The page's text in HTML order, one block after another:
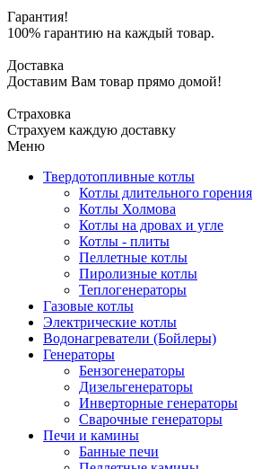
Гарантия!
100% гарантию на каждый товар.
Доставка
Доставим Вам товар прямо домой!
Страховка
Страхуем каждую доставку
Меню
Твердотопливные котлы
Котлы длительного горения
Котлы Холмова
Котлы на дровах и угле
Котлы - плиты
Пеллетные котлы
Пиролизные котлы
Теплогенераторы
Газовые котлы
Электрические котлы
Водонагреватели (Бойлеры)
Генераторы
Бензогенераторы
Дизельгенераторы
Инверторные генераторы
Сварочные генераторы
Печи и камины
Банные печи